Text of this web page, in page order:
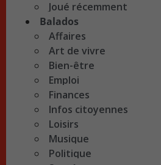
Joué récemment
Balados
Affaires
Art de vivre
Bien-être
Emploi
Finances
Infos citoyennes
Loisirs
Musique
Politique